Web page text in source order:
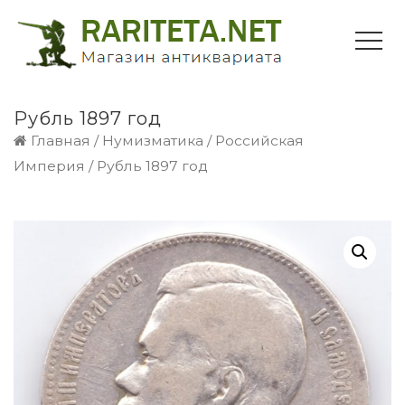
Рубль 1897 год
Главная / Нумизматика / Российская
Империя / Рубль 1897 год